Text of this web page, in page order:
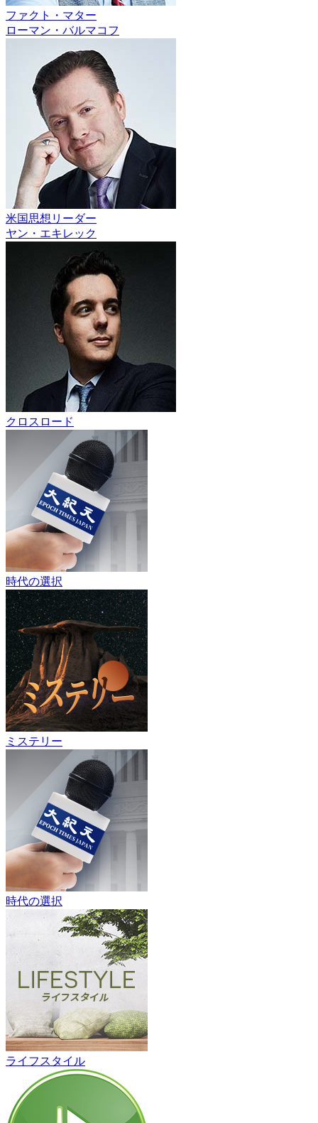
ファクト・マター
ローマン・バルマコフ
米国思想リーダー
ヤン・エキレック
クロスロード
時代の選択
ミステリー
時代の選択
ライフスタイル